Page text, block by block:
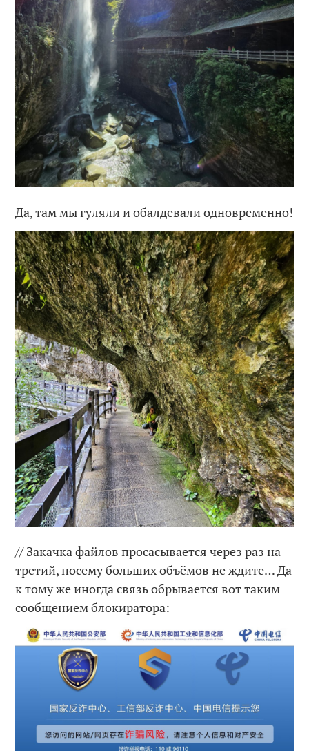
Да, там мы гуляли и обалдевали одновременно!
// Закачка файлов просасывается через раз на
третий, посему больших объёмов не ждите… Да
к тому же иногда связь обрывается вот таким
сообщением блокиратора: